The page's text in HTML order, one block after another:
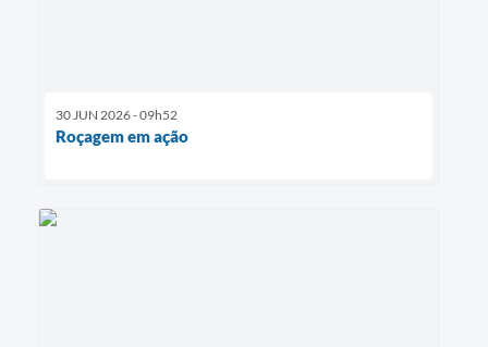
30 JUN 2026 - 09h52
Roçagem em ação